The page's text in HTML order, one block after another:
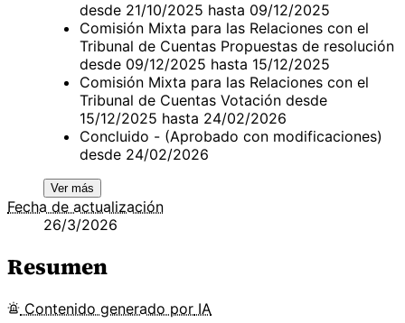
desde 21/10/2025 hasta 09/12/2025
Comisión Mixta para las Relaciones con el
Tribunal de Cuentas Propuestas de resolución
desde 09/12/2025 hasta 15/12/2025
Comisión Mixta para las Relaciones con el
Tribunal de Cuentas Votación desde
15/12/2025 hasta 24/02/2026
Concluido - (Aprobado con modificaciones)
desde 24/02/2026
Ver más
Fecha de actualización
26/3/2026
Resumen
Contenido generado por IA